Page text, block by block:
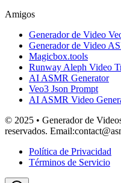
Amigos
Generador de Video
Generador de Video
Magicbox.tools
Runway Aleph Video
AI ASMR Generator
Veo3 Json Prompt
AI ASMR Video
© 2025 • Generador de
reservados.
Política de Privacidad
Términos de Servicio